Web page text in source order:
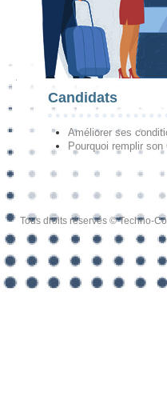
Candidats
Améliorer ses
Pourquoi remplir
Tous droits réservés © Techno-